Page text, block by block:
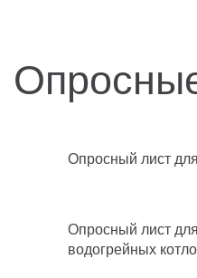
Опросный лист
Опросный лист
водогрейных